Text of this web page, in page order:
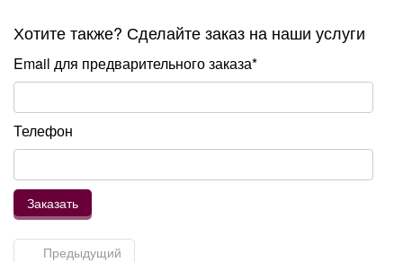
Хотите также? Сделайте заказ на наши услуги
Email для предварительного заказа*
Телефон
Предыдущий